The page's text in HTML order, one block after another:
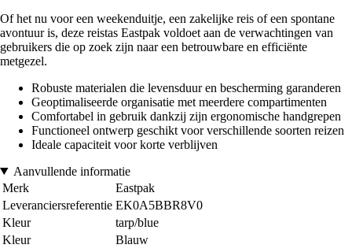
Of het nu voor een weekenduitje, een zakelijke reis of een spontane
avontuur is, deze reistas Eastpak voldoet aan de verwachtingen van
gebruikers die op zoek zijn naar een betrouwbare en efficiënte
metgezel.
Robuste materialen die levensduur en bescherming garanderen
Geoptimaliseerde organisatie met meerdere compartimenten
Comfortabel in gebruik dankzij zijn ergonomische handgrepen
Functioneel ontwerp geschikt voor verschillende soorten reizen
Ideale capaciteit voor korte verblijven
Aanvullende informatie
Merk
Eastpak
Leveranciersreferentie EK0A5BBR8V0
Kleur
tarp/blue
Kleur
Blauw